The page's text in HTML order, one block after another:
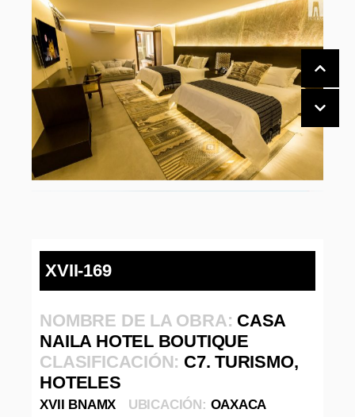
XVII-169
NOMBRE DE LA OBRA: CASA
NAILA HOTEL BOUTIQUE
CLASIFICACIÓN: C7. TURISMO,
HOTELES
XVII BNAMX UBICACIÓN: OAXACA